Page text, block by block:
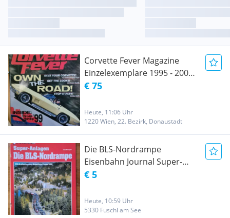
Corvette Fever Magazine
Einzelexemplare 1995 - 2000
30 Stück
€ 75
Heute, 11:06 Uhr
1220 Wien, 22. Bezirk, Donaustadt
Die BLS-Nordrampe
Eisenbahn Journal Super-
Anlagen 3/2001
€ 5
Heute, 10:59 Uhr
5330 Fuschl am See